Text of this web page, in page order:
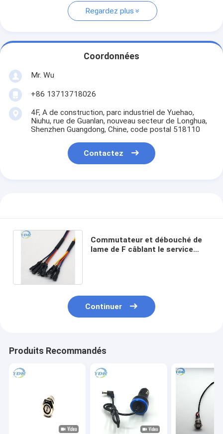
Regardez plus
Coordonnées
Mr. Wu
+86 13713718026
4F, A de construction, parc industriel de Yuehao,
Niuhu, rue de Guanlan, nouveau secteur de Longhua,
Shenzhen Guangdong, Chine, code postal 518110
Contactez
Commutateur et débouché de
lame de F câblant le service
Continuer
Produits Recommandés